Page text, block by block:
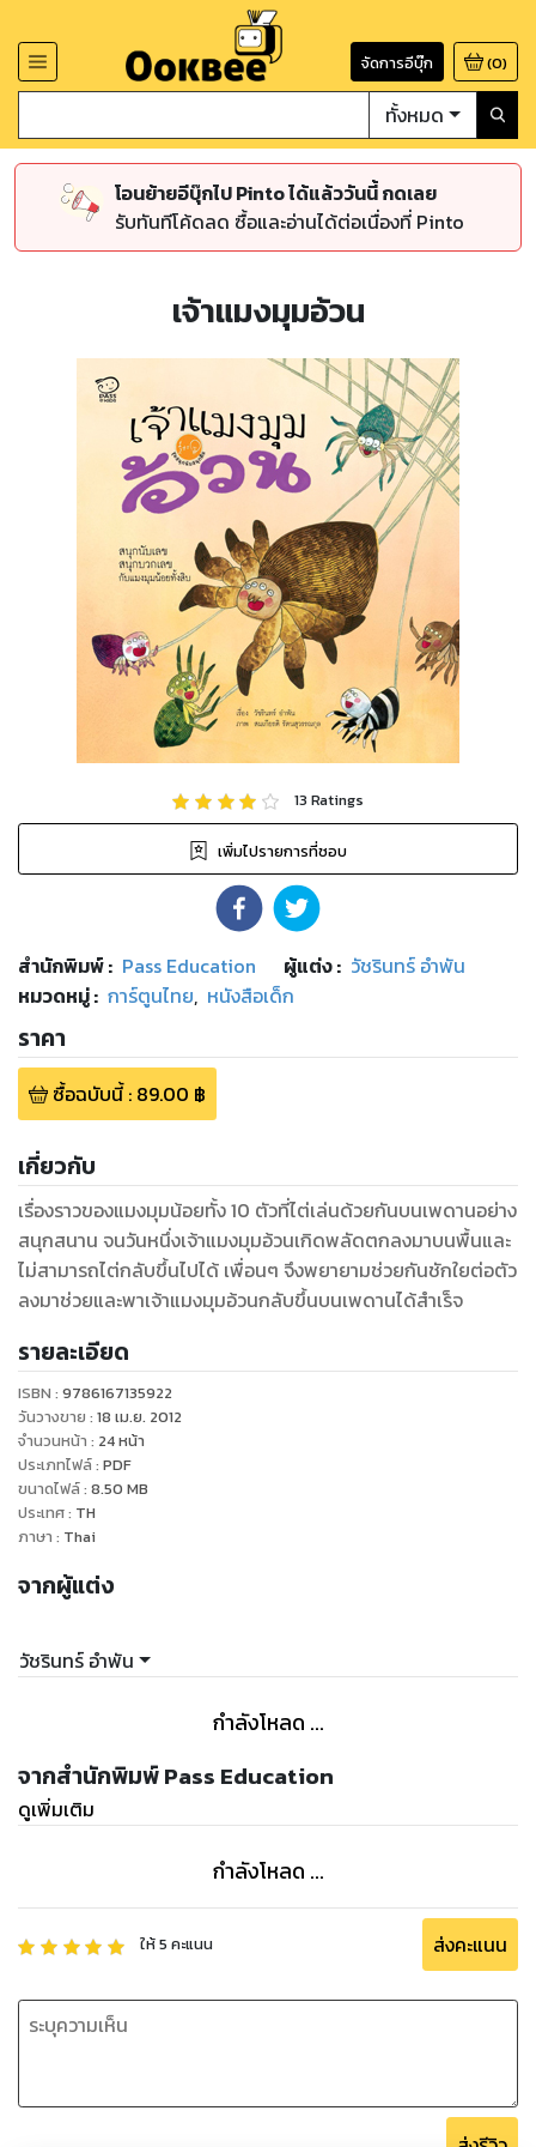
จัดการอีบุ๊ก (0)
ทั้งหมด
โอนย้ายอีบุ๊กไป Pinto ได้แล้ววันนี้ กดเลย
รับทันทีโค้ดลด ซื้อและอ่านได้ต่อเนื่องที่ Pinto
เจ้าแมงมุมอ้วน
13 Ratings
เพิ่มไปรายการที่ชอบ
สำนักพิมพ์: Pass Education ผู้แต่ง : วัชรินทร์ อำพัน
หมวดหมู่: การ์ตูนไทย, หนังสือเด็ก
ราคา
ซื้อฉบับนี้: 89.00 ฿
เกี่ยวกับ
เรื่องราวของแมงมุมน้อยทั้ง 10 ตัวที่ไต่เล่นด้วยกันบนเพดานอย่าง
สนุกสนาน จนวันหนึ่งเจ้าแมงมุมอ้วนเกิดพลัดตกลงมาบนพื้นและ
ไม่สามารถไต่กลับขึ้นไปได้ เพื่อนๆ จึงพยายามช่วยกันชักใยต่อตัว
ลงมาช่วยและพาเจ้าแมงมุมอ้วนกลับขึ้นบนเพดานได้สำเร็จ
รายละเอียด
ISBN : 9786167135922
วันวางขาย : 18 เม.ย. 2012
จำนวนหน้า : 24หน้า
ประเภทไฟล์: PDF
ขนาดไฟล์: 8.50 MB
ประเทศ: TH
ภาษา : Thai
จากผู้แต่ง
วัชรินทร์ อำพัน
กำลังโหลด ...
จากสำนักพิมพ์ Pass Education
ดูเพิ่มเติม
กำลังโหลด ...
ให้5 คะแนน ส่งคะแนน